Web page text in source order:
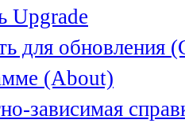
Upgrade
для обновления
(About)
зависимая